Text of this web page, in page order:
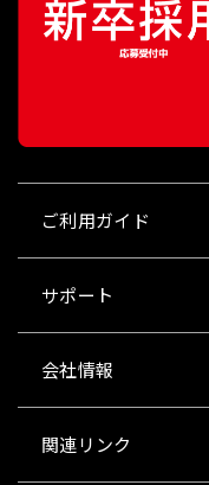
ご利用ガイド
サポート
会社情報
関連リンク